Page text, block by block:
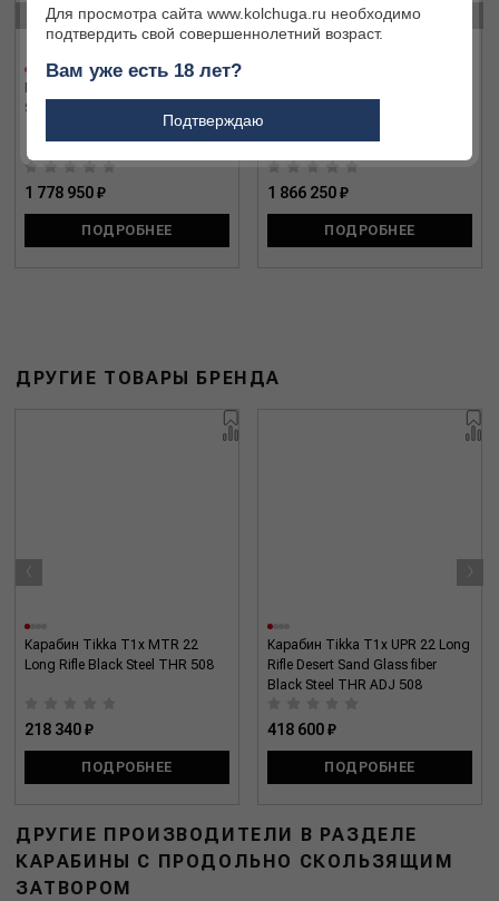
Spring.
1 778 950 ₽
ПОДРОБНЕЕ
1 866 250 ₽
ПОДРОБНЕЕ
ДРУГИЕ ТОВАРЫ БРЕНДА
Карабин Tikka T1x MTR 22
Long Rifle Black Steel THR 508
218 340 ₽
ПОДРОБНЕЕ
Карабин Tikka T1x UPR 22 Long
Rifle Desert Sand Glass fiber
Black Steel THR ADJ 508
418 600 ₽
ПОДРОБНЕЕ
‹ ›
ДРУГИЕ ПРОИЗВОДИТЕЛИ В РАЗДЕЛЕ
КАРАБИНЫ С ПРОДОЛЬНО СКОЛЬЗЯЩИМ
ЗАТВОРОМ
Для просмотра сайта www.kolchuga.ru необходимо
подтвердить свой совершеннолетний возраст.
Вам уже есть 18 лет?
Подтверждаю